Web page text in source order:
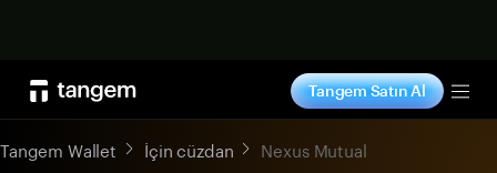
Tangem Satın Al
Tangem Wallet İçin cüzdan Nexus Mutual